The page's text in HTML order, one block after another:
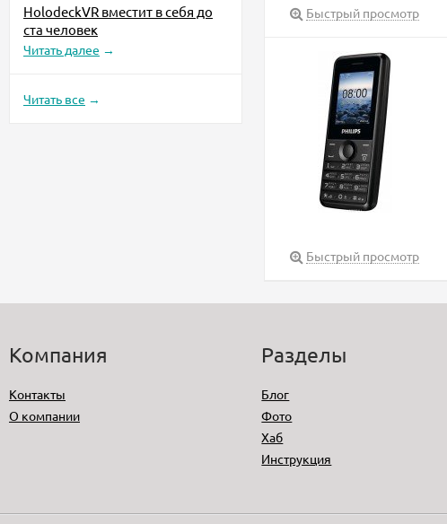
HolodeckVR вместит в себя до
ста человек
Читать далее →
Читать все →
Быстрый просмотр
Быстрый просмотр
Компания
Контакты
О компании
Разделы
Блог
Фото
Хаб
Инструкция